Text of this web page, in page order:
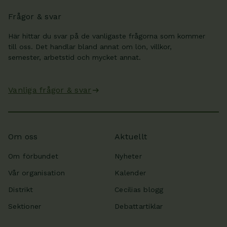
Frågor & svar
Här hittar du svar på de vanligaste frågorna som kommer
till oss. Det handlar bland annat om lön, villkor,
semester, arbetstid och mycket annat.
Vanliga frågor & svar
Om oss
Om förbundet
Vår organisation
Distrikt
Sektioner
Aktuellt
Nyheter
Kalender
Cecilias blogg
Debattartiklar